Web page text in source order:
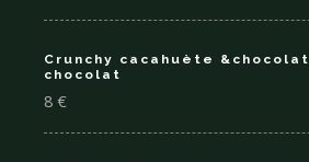
Crunchy cacahuète
chocolat
8 €